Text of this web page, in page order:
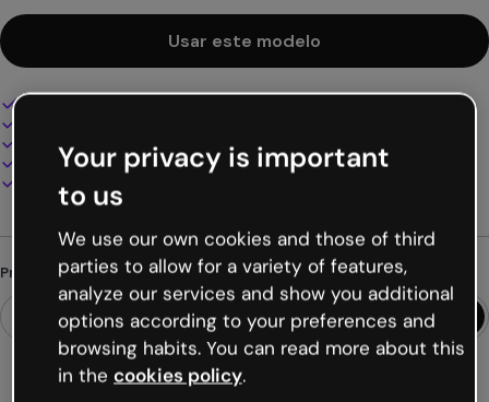
Usar este modelo
Design interativo e animado
Adicione áudio, vídeo e multimídia
Apresente, compartilhe ou publique online
Baixe em PDF, MP4 e outros formatos
Procurando algo diferente?
Your privacy is important
to us
We use our own cookies and those of third
parties to allow for a variety of features,
analyze our services and show you additional
options according to your preferences and
browsing habits. You can read more about this
in the cookies policy.